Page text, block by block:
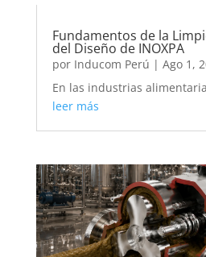
Fundamentos de la
del Diseño de INOXPA
por Inducom Perú | Ago 1,
En las industrias
leer más